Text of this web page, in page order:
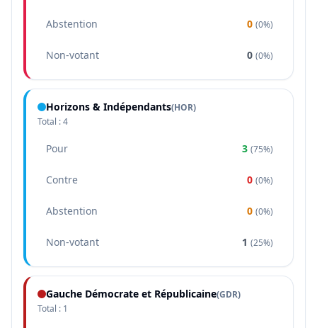
Abstention 0 (0%)
Non-votant 0 (0%)
Horizons & Indépendants(HOR)
Total :4
Pour 3 (75%)
Contre 0 (0%)
Abstention 0 (0%)
Non-votant 1 (25%)
Gauche Démocrate et Républicaine(GDR)
Total : 1